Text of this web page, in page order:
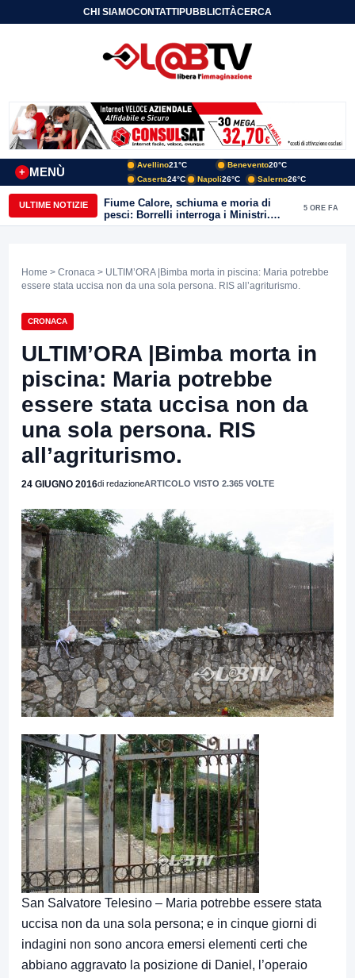
CHI SIAMOCONTATTIPUBBLICITÀCERCA
MENÙ
+
Avellino21°C Benevento20°C
Caserta24°C Napoli26°C Salerno26°C
ULTIME NOTIZIE
Fiume Calore, schiuma e moria di
pesci: Borrelli interroga i Ministri.
“Benevento paga l’assenza del
5 ORE FA
Home > Cronaca > ULTIM’ORA |Bimba morta in piscina: Maria potrebbe
essere stata uccisa non da una sola persona. RIS all’agriturismo.
CRONACA
ULTIM’ORA |Bimba morta in
piscina: Maria potrebbe
essere stata uccisa non da
una sola persona. RIS
all’agriturismo.
24 GIUGNO 2016di redazioneARTICOLO VISTO 2.365 VOLTE
San Salvatore Telesino – Maria potrebbe essere stata
uccisa non da una sola persona; e in cinque giorni di
indagini non sono ancora emersi elementi certi che
abbiano aggravato la posizione di Daniel, l’operaio